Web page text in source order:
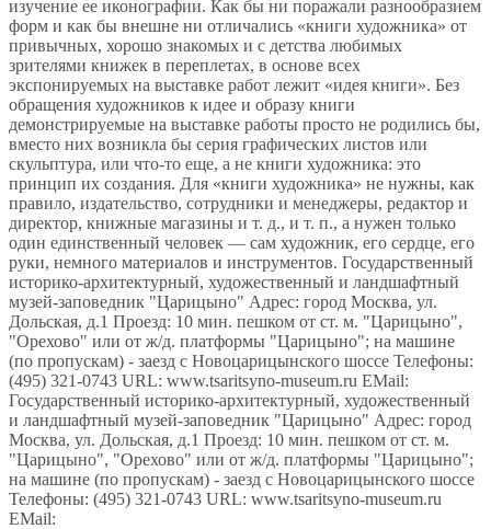
изучение ее иконографии. Как бы ни поражали разнообразием
форм и как бы внешне ни отличались «книги художника» от
привычных, хорошо знакомых и с детства любимых
зрителями книжек в переплетах, в основе всех
экспонируемых на выставке работ лежит «идея книги». Без
обращения художников к идее и образу книги
демонстрируемые на выставке работы просто не родились бы,
вместо них возникла бы серия графических листов или
скульптура, или что-то еще, а не книги художника: это
принцип их создания. Для «книги художника» не нужны, как
правило, издательство, сотрудники и менеджеры, редактор и
директор, книжные магазины и т. д., и т. п., а нужен только
один единственный человек — сам художник, его сердце, его
руки, немного материалов и инструментов. Государственный
историко-архитектурный, художественный и ландшафтный
музей-заповедник "Царицыно" Адрес: город Москва, ул.
Дольская, д.1 Проезд: 10 мин. пешком от ст. м. "Царицыно",
"Орехово" или от ж/д. платформы "Царицыно"; на машине
(по пропускам) - заезд с Новоцарицынского шоссе Телефоны:
(495) 321-0743 URL: www.tsaritsyno-museum.ru EMail:
Государственный историко-архитектурный, художественный
и ландшафтный музей-заповедник "Царицыно" Адрес: город
Москва, ул. Дольская, д.1 Проезд: 10 мин. пешком от ст. м.
"Царицыно", "Орехово" или от ж/д. платформы "Царицыно";
на машине (по пропускам) - заезд с Новоцарицынского шоссе
Телефоны: (495) 321-0743 URL: www.tsaritsyno-museum.ru
EMail: